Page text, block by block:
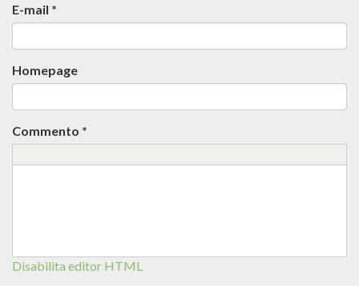
E-mail *
Homepage
Commento *
Disabilita editor HTML